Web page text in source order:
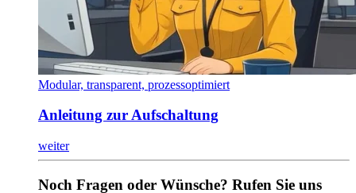
Modular, transparent, prozessoptimiert
Anleitung zur Aufschaltung
weiter
Noch Fragen oder Wünsche? Rufen Sie uns